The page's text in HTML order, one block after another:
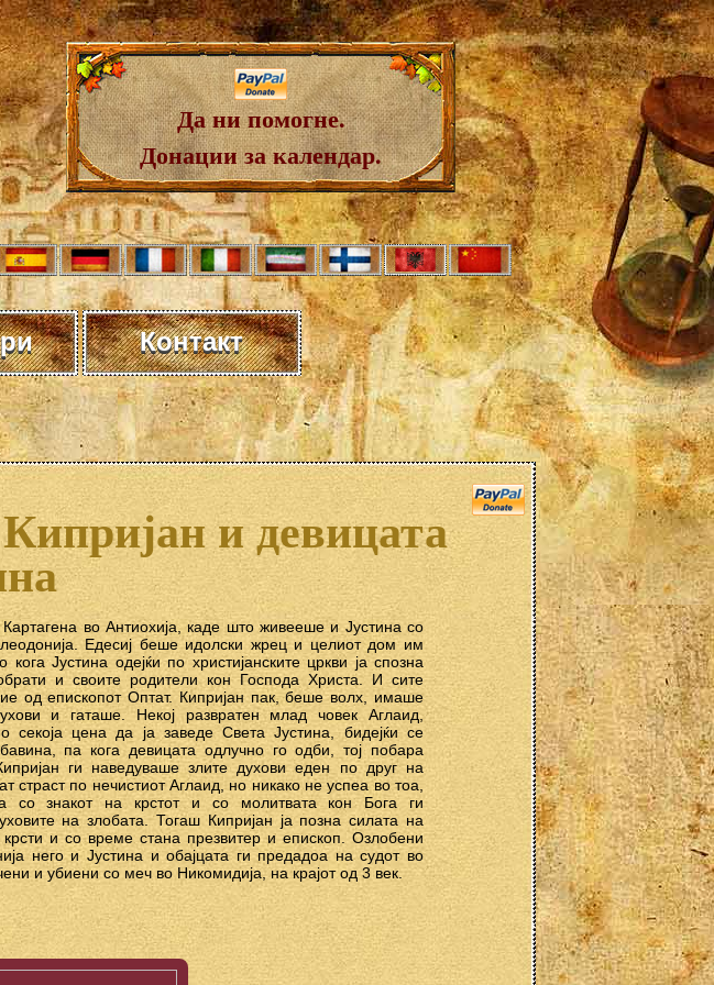
Да ни помогне.
Донации за календар.
Контакт
и девицата
во Антиохија, каде што живееше и Јустина со
Едесиј беше идолски жрец и целиот дом им
Јустина одејќи по христијанските цркви ја спозна
и своите родители кон Господа Христа. И сите
од епископот Оптат. Кипријан пак, беше волх, имаше
и гаташе. Некој развратен млад човек Аглаид,
секоја цена да ја заведе Света Јустина, бидејќи се
па кога девицата одлучно го одби, тој побара
ги наведуваше злите духови еден по друг на
страст по нечистиот Аглаид, но никако не успеа во тоа,
со знакот на крстот и со молитвата кон Бога ги
на злобата. Тогаш Кипријан ја позна силата на
и со време стана презвитер и епископ. Озлобени
него и Јустина и обајцата ги предадоа на судот во
и убиени со меч во Никомидија, на крајот од 3 век.